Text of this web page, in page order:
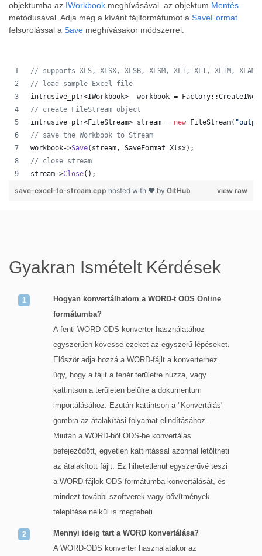
objektumba az IWorkbook meghívásával. az objektum Mentés
metódusával. Adja meg a kívánt fájlformátumot a SaveFormat
felsorolással a Save meghívásakor módszerrel.
// supports XLS, XLSX, XLSB, XLSM, XLT, XLT, XLTM,
// load sample Excel file
intrusive_ptr<IWorkbook>  workbook =
// create FileStream object
intrusive_ptr<FileStream> stream = new FileStream( "
// save the Workbook to Stream
workbook->Save(stream, SaveFormat_Xlsx);
// close stream
stream->Close();
view raw
save-excel-to-stream.cpp hosted with ❤ by GitHub
Gyakran Ismételt Kérdések
Hogyan konvertálhatom a WORD-t ODS Online
formátumba?
A fenti WORD-ODS konverter használatához
egyszerűen kövesse ezeket az egyszerű lépéseket.
Először adja hozzá a WORD-fájlt a konverterhez
úgy, hogy a fájlt a fehér területre húzza, vagy
kattintson a területen belülre a dokumentum
importálásához. Ezután kattintson a "Konvertálás"
gombra az átalakítási folyamat elindításához.
Miután a WORD-ből ODS-be konvertálás
befejeződött, egyetlen kattintással azonnal letöltheti
az átalakított fájlt. Ez hihetetlenül egyszerűvé teszi
a WORD-fájlok ODS formátumba konvertálását, és
mindezt további szoftverek vagy bővítmények
telepítése nélkül is megteheti.
Mennyi ideig tart a WORD konvertálása?
A WORD-ODS konverter használatakor az